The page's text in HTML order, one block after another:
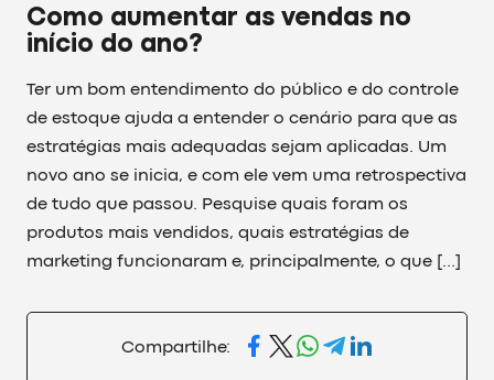
Como aumentar as vendas no
início do ano?
Ter um bom entendimento do público e do controle
de estoque ajuda a entender o cenário para que as
estratégias mais adequadas sejam aplicadas. Um
novo ano se inicia, e com ele vem uma retrospectiva
de tudo que passou. Pesquise quais foram os
produtos mais vendidos, quais estratégias de
marketing funcionaram e, principalmente, o que […]
Compartilhe: